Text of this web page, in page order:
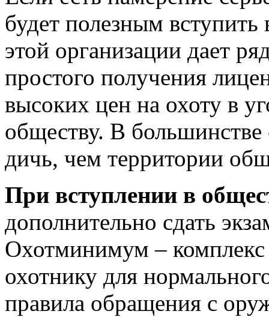
будет полезным
этой организации дает
простого получения
высоких цен на охоту в
обществу. В большинстве
дичь, чем территории
При вступлении в
дополнительно сдать
Охотминимум –
охотнику для
правила обращения с